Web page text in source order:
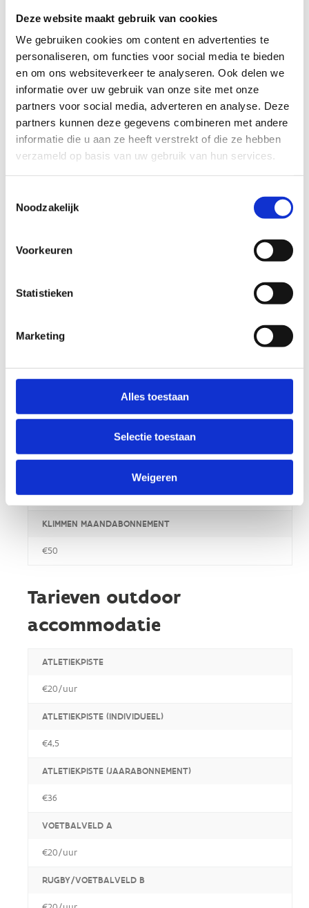
Deze website maakt gebruik van cookies
We gebruiken cookies om content en advertenties te
personaliseren, om functies voor social media te bieden
en om ons websiteverkeer te analyseren. Ook delen we
informatie over uw gebruik van onze site met onze
partners voor social media, adverteren en analyse. Deze
partners kunnen deze gegevens combineren met andere
informatie die u aan ze heeft verstrekt of die ze hebben
verzameld op basis van uw gebruik van hun services.
Noodzakelijk
Voorkeuren
Statistieken
Marketing
Alles toestaan
Selectie toestaan
Weigeren
€15/uur
VERGADERZAAL
LUNCHROOM
FITNESS 11 BEURTENKAART
€35
KLIMMEN 1 BEURT
€85
KLIMMEN MAANDABONNEMENT
€50
Tarieven outdoor
accommodatie
ATLETIEKPISTE
€20/uur
ATLETIEKPISTE (INDIVIDUEEL)
€4,5
ATLETIEKPISTE (JAARABONNEMENT)
€36
VOETBALVELD A
€20/uur
RUGBY/VOETBALVELD B